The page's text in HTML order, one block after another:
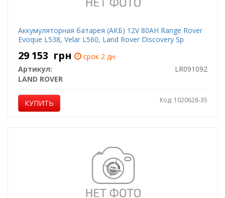
Аккумуляторная батарея (АКБ) 12V 80AH Range Rover
Evoque L538, Velar L560, Land Rover Discovery Sp
29 153 грн
срок 2 дн.
Артикул:
LR091092
LAND ROVER
КУПИТЬ Код: 1020628-35